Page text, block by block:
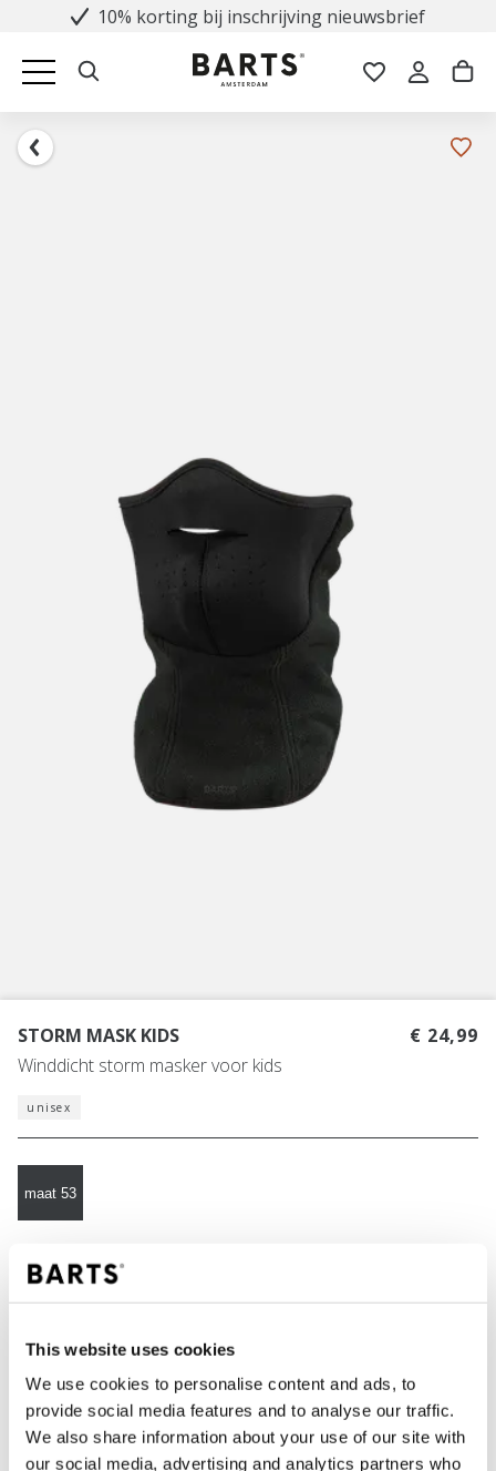
This website uses cookies
We use cookies to personalise content and ads, to
provide social media features and to analyse our traffic.
We also share information about your use of our site with
our social media, advertising and analytics partners who
10% korting bij inschrijving nieuwsbrief
STORM MASK KIDS
Winddicht storm masker voor kids
€ 24,99
unisex
maat 53
KLEUR black
IN WINKELWAGEN